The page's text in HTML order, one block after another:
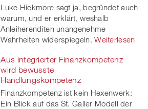
twitt
er
Luke Hickmore sagt ja, begründet auch
warum, und er erklärt, weshalb
Anleiherenditen unangenehme
Wahrheiten widerspiegeln. Weiterlesen
Aus integrierter Finanzkompetenz
wird bewusste
Handlungskompetenz
Finanzkompetenz ist kein Hexenwerk:
Ein Blick auf das St. Galler Modell der